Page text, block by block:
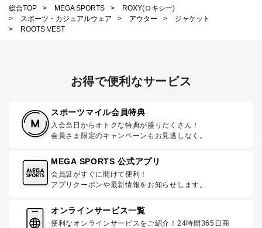
総合TOP
> MEGA SPORTS >
ROXY(ロキシー)
>
スポーツ・カジュアルウェア > アウター >
ジャケット
>
ROOTS VEST
お得で便利なサービス
スポーツマイル会員特典
入会当日からオトクな特典が盛りだくさん！
会員さま限定のキャンペーンもお見逃しなく。
MEGA SPORTS 公式アプリ
会員証がすぐに開けて便利！
アプリクーポンや最新情報をお知らせします。
オンラインサービス一覧
便利なオンラインサービスをご紹介！24時間365日商